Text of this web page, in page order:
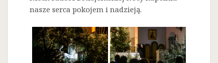
nasze serca pokojem i nadzieją.